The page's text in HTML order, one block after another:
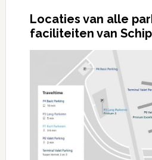
Locaties van alle
faciliteiten van